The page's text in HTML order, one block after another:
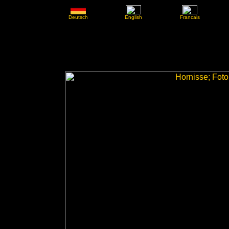
Deutsch English Francais